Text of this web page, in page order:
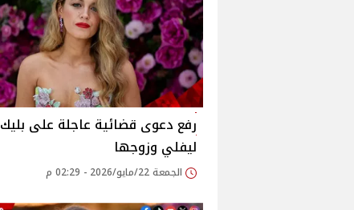
رفع دعوى قضائية عاجلة على بليك
ليفلي وزوجها
الجمعة 22/مايو/2026 - 02:29 م